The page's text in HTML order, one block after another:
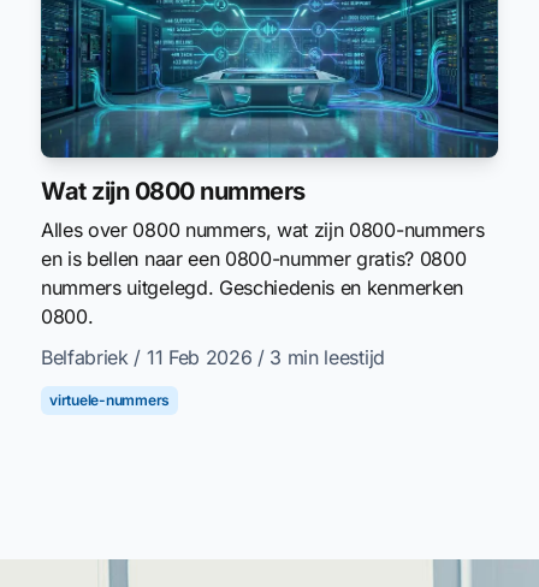
Wat zijn 0800 nummers
Alles over 0800 nummers, wat zijn 0800-nummers
en is bellen naar een 0800-nummer gratis? 0800
nummers uitgelegd. Geschiedenis en kenmerken
0800.
Belfabriek / 11 Feb 2026 / 3 min leestijd
virtuele-nummers